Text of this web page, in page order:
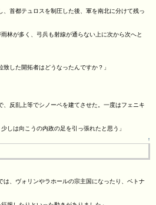
、首都テュロスを制圧した後、軍を南北に分けて残っ
林が多く、弓兵も射線が通らない上に次から次へと
致した開拓者はどうなったんですか？」
、反乱上等でシノーペを建てさせた。一度はフェニキ
しは向こうの内政の足を引っ張れたと思う」
↑
は、ヴォリンやラホールの宗主国になったり、ベトナ